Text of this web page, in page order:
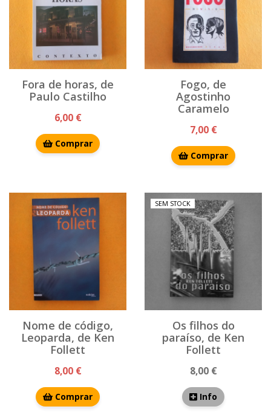
Fora de horas, de
Paulo Castilho
6,00 €
Comprar
Fogo, de
Agostinho
Caramelo
7,00 €
Comprar
Nome de código,
Leoparda, de Ken
Follett
8,00 €
Comprar
SEM STOCK
Os filhos do
paraíso, de Ken
Follett
8,00 €
Info